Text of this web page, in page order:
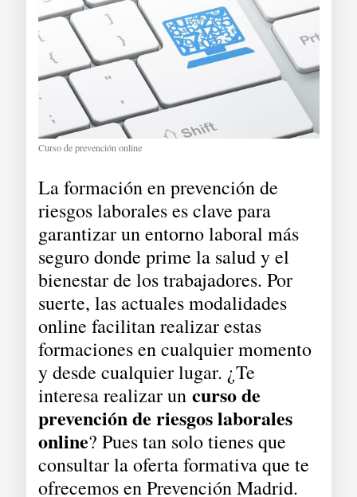
Curso de prevención online
La formación en prevención de
riesgos laborales es clave para
garantizar un entorno laboral más
seguro donde prime la salud y el
bienestar de los trabajadores. Por
suerte, las actuales modalidades
online facilitan realizar estas
formaciones en cualquier momento
y desde cualquier lugar. ¿Te
interesa realizar un curso de
prevención de riesgos laborales
online? Pues tan solo tienes que
consultar la oferta formativa que te
ofrecemos en Prevención Madrid.